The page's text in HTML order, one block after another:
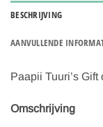
BESCHRIJVING
AANVULLENDE
Paapii Tuuri’s
Omschrijving